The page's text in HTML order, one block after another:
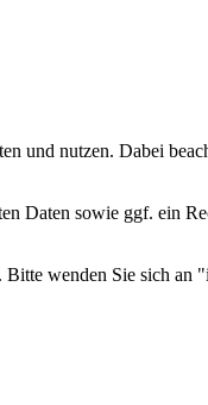
und nutzen. Dabei
Daten sowie ggf. ein
wenden Sie sich an